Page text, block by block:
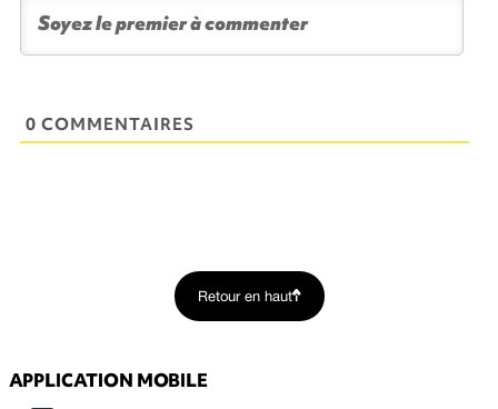
0 COMMENTAIRES
Retour en haut
APPLICATION MOBILE